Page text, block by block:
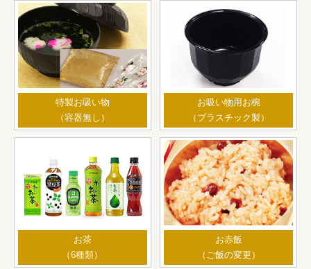
特製お吸い物
（容器無し）
お吸い物用お椀
（プラスチック製）
お茶
（6種類）
お赤飯
（ご飯の変更）